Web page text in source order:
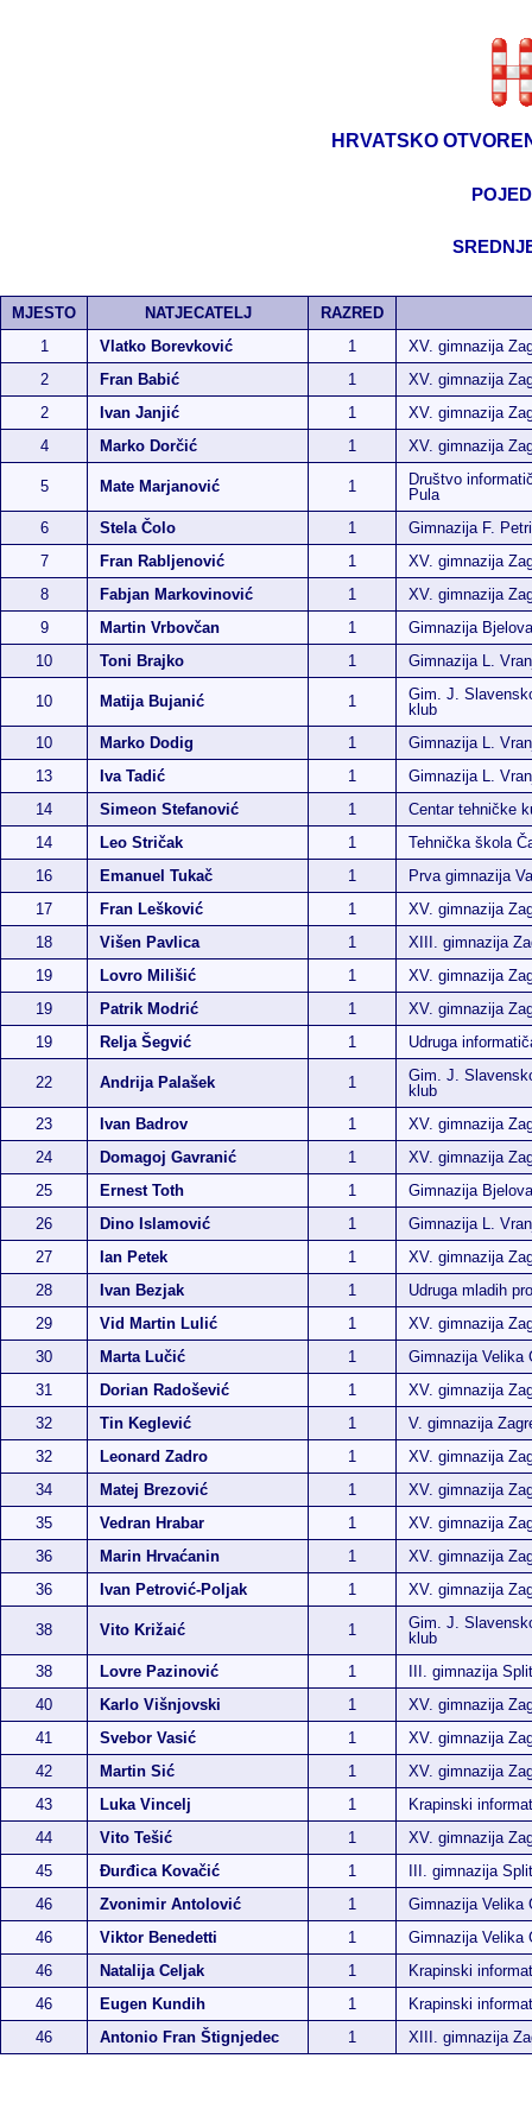
HRVATSKO
MJESTO NATJECATELJ
RAZRED
1
Vlatko Borevković 1
XV. gimnazija
2
Fran Babić 1
XV. gimnazija
2
Ivan Janjić 1
XV. gimnazija
4
Marko Dorčić 1 XV. gimnazija
5 Mate Marjanović 1
Društvo
Pula
6
Stela Čolo 1
Gimnazija F.
7
Fran Rabljenović 1
XV. gimnazija
8
Fabjan Markovinović 1
XV. gimnazija
9
Martin Vrbovčan 1
Gimnazija
10
Toni Brajko 1 Gimnazija L.
10 Matija Bujanić 1
Gim. J.
klub
10
Marko Dodig 1
Gimnazija L.
13
Iva Tadić 1
Gimnazija L.
14
Simeon Stefanović 1
Centar tehničke
14
Leo Stričak 1
Tehnička škola
16
Emanuel Tukač 1
Prva gimnazija
17
Fran Lešković 1
XV. gimnazija
18
Višen Pavlica 1
XIII. gimnazija
19
Lovro Milišić 1
XV. gimnazija
19
Patrik Modrić 1
XV. gimnazija
19
Relja Šegvić 1 Udruga
22 Andrija Palašek 1
Gim. J.
klub
23
Ivan Badrov 1
XV. gimnazija
24
Domagoj Gavranić 1
XV. gimnazija
25
Ernest Toth 1
Gimnazija
26
Dino Islamović 1
Gimnazija L.
27
Ian Petek 1
XV. gimnazija
28
Ivan Bezjak 1
Udruga mladih
29
Vid Martin Lulić 1
XV. gimnazija
30
Marta Lučić 1
Gimnazija Velika
31
Dorian Radošević 1
XV. gimnazija
32
Tin Keglević 1
V. gimnazija
32
Leonard Zadro 1
XV. gimnazija
34
Matej Brezović 1
XV. gimnazija
35
Vedran Hrabar 1
XV. gimnazija
36
Marin Hrvaćanin 1
XV. gimnazija
36
Ivan Petrović-Poljak 1 XV. gimnazija
38 Vito Križaić 1
Gim. J.
klub
38
Lovre Pazinović 1
III. gimnazija Split
40
Karlo Višnjovski 1
XV. gimnazija
41
Svebor Vasić 1
XV. gimnazija
42
Martin Sić 1
XV. gimnazija
43
Luka Vincelj 1
Krapinski
44
Vito Tešić 1
XV. gimnazija
45
Đurđica Kovačić 1
III. gimnazija Split
46
Zvonimir Antolović 1
Gimnazija Velika
46
Viktor Benedetti 1
Gimnazija Velika
46
Natalija Celjak 1
Krapinski
46
Eugen Kundih 1
Krapinski
46
Antonio Fran Štignjedec 1 XIII. gimnazija